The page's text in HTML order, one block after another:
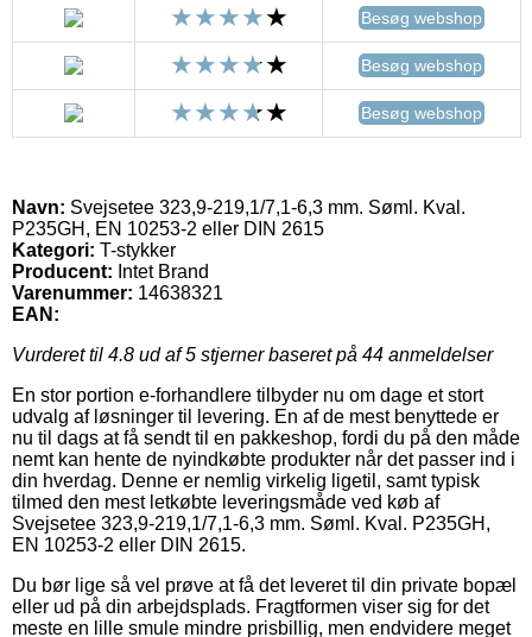
Besøg webshop
Besøg webshop
Besøg webshop
Navn: Svejsetee 323,9-219,1/7,1-6,3 mm. Søml. Kval.
P235GH, EN 10253-2 eller DIN 2615
Kategori: T-stykker
Producent: Intet Brand
Varenummer: 14638321
EAN:
Vurderet til 4.8 ud af 5 stjerner baseret på 44 anmeldelser
En stor portion e-forhandlere tilbyder nu om dage et stort
udvalg af løsninger til levering. En af de mest benyttede er
nu til dags at få sendt til en pakkeshop, fordi du på den måde
nemt kan hente de nyindkøbte produkter når det passer ind i
din hverdag. Denne er nemlig virkelig ligetil, samt typisk
tilmed den mest letkøbte leveringsmåde ved køb af
Svejsetee 323,9-219,1/7,1-6,3 mm. Søml. Kval. P235GH,
EN 10253-2 eller DIN 2615.
Du bør lige så vel prøve at få det leveret til din private bopæl
eller ud på din arbejdsplads. Fragtformen viser sig for det
meste en lille smule mindre prisbillig, men endvidere meget